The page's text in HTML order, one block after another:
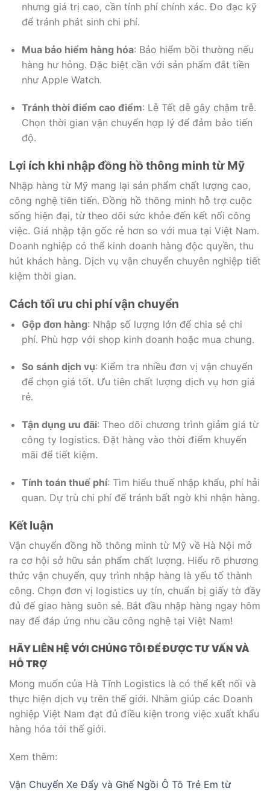
nhưng giá trị cao, cần tính phí chính xác. Đo đạc kỹ
để tránh phát sinh chi phí.
Mua bảo hiểm hàng hóa: Bảo hiểm bồi thường nếu
hàng hư hỏng. Đặc biệt cần với sản phẩm đắt tiền
như Apple Watch.
Tránh thời điểm cao điểm: Lễ Tết dễ gây chậm trễ.
Chọn thời gian vận chuyển hợp lý để đảm bảo tiến
độ.
Lợi ích khi nhập đồng hồ thông minh từ Mỹ
Nhập hàng từ Mỹ mang lại sản phẩm chất lượng cao,
công nghệ tiên tiến. Đồng hồ thông minh hỗ trợ cuộc
sống hiện đại, từ theo dõi sức khỏe đến kết nối công
việc. Giá nhập tận gốc rẻ hơn so với mua tại Việt Nam.
Doanh nghiệp có thể kinh doanh hàng độc quyền, thu
hút khách hàng. Dịch vụ vận chuyển chuyên nghiệp tiết
kiệm thời gian.
Cách tối ưu chi phí vận chuyển
Gộp đơn hàng: Nhập số lượng lớn để chia sẻ chi
phí. Phù hợp với shop kinh doanh hoặc mua chung.
So sánh dịch vụ: Kiểm tra nhiều đơn vị vận chuyển
để chọn giá tốt. Ưu tiên chất lượng dịch vụ hơn giá
rẻ.
Tận dụng ưu đãi: Theo dõi chương trình giảm giá từ
công ty logistics. Đặt hàng vào thời điểm khuyến
mãi để tiết kiệm.
Tính toán thuế phí: Tìm hiểu thuế nhập khẩu, phí hải
quan. Dự trù chi phí để tránh bất ngờ khi nhận hàng.
Kết luận
Vận chuyển đồng hồ thông minh từ Mỹ về Hà Nội mở
ra cơ hội sở hữu sản phẩm chất lượng. Hiểu rõ phương
thức vận chuyển, quy trình nhập hàng là yếu tố thành
công. Chọn đơn vị logistics uy tín, chuẩn bị giấy tờ đầy
đủ để giao hàng suôn sẻ. Bắt đầu nhập hàng ngay hôm
nay để đáp ứng nhu cầu công nghệ tại Việt Nam!
HÃY LIÊN HỆ VỚI CHÚNG TÔI ĐỂ ĐƯỢC TƯ VẤN VÀ
HỖ TRỢ
Mong muốn của Hà Tĩnh Logistics là có thể kết nối và
thực hiện dịch vụ trên thế giới. Nhằm giúp các Doanh
nghiệp Việt Nam đạt đủ điều kiện trong việc xuất khẩu
hàng hóa tới thế giới.
Xem thêm:
Vận Chuyển Xe Đẩy và Ghế Ngồi Ô Tô Trẻ Em từ